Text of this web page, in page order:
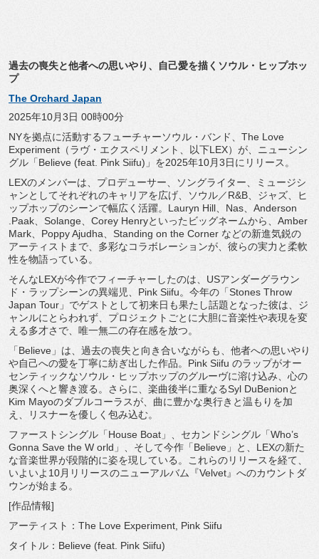
過去の喪失と他者への思いやり、自己愛を描くソウル・ ヒップホッ
プ
The Orchard Japan
2025年10月3日 00時00分
NYを拠点に活動するフューチャーソウル・バンド、The Love
Experiment（ラヴ・エクスペリメント、以下LEX） が、ニューシン
グル「Believe (feat. Pink Siifu)」を2025年10月3日にリリース。
LEXのメンバーは、プロデューサー、ソングライター、
ミュージシ
ャンとしてそれぞれのキャリアを広げ、ソウル／R&B、ジャズ、ヒ
ップホップのシーンで幅広く活躍。Lauryn Hill、Nas、Anderson
.Paak、Solange、Corey Henryといったビッグネームから、Amber
Mark、Poppy Ajudha、Standing on the Corner などの新進気鋭の
アーティストまで、多彩なコラボレーションが、 彼らの実力と柔軟
性を物語っている。
そんなLEXが今作でフィーチャーしたのは、 USアンダーグラウン
ド・ラップシーンの異端児、Pink Siifu。今年の「Stones Throw
Japan Tour」でゲストとして初来日も果たし話題となった彼は、 ジ
ャンルにとらわれず、 プロジェクトごとに大胆に音楽性や表現を変
える多才さで、 唯一無二の存在感を放つ。
「Believe」は、過去の喪失と向き合いながらも、 他者への思いやり
や自己への愛を丁寧に紡ぎ出した作品。Pink Siifu のラップがオー
センティックなソウル・ ヒップホップのグルーヴに溶け込み、心の
奥深くへと響き渡る。 さらに、楽曲後半に重なるSyl DuBenionと
Kim Mayoのダブルコーラスが、曲に豊かな奥行きと温もりを加
え、
リスナーを優しく包み込む。
ファーストシングル「House Boat」、セカンドシングル「Who’s
Gonna Save the W orld」、そして今作「Believe」と、 LEXの新た
な音楽世界が段階的に姿を現している。
これらのリリースを経て、
いよいよ10月リリースのニューアルバム『Velvet』 へのカウントダ
ウンが始まる。
[作品情報]
アーティスト：The Love Experiment, Pink Siifu
タイトル：Believe (feat. Pink Siifu)